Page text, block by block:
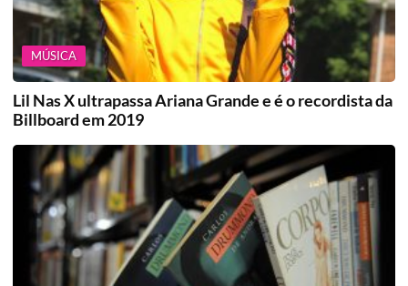
MÚSICA
Lil Nas X ultrapassa Ariana Grande e é o recordista da
Billboard em 2019